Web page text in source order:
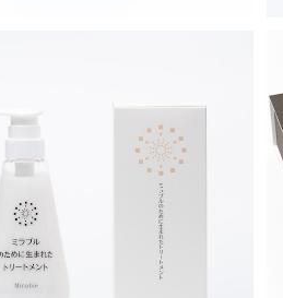
ために生まれたトリートメント